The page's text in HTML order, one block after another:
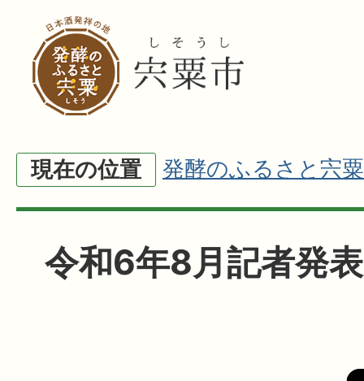
現在の位置 発酵のふるさと宍粟
令和6年8月記者発表